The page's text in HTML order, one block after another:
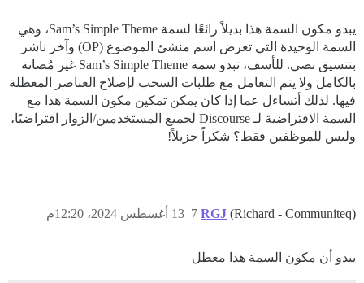
يبدو مكون السمة هذا بديلاً رائعًا لسمة Sam’s Simple Theme، وهي
السمة الوحيدة التي تعرض اسم منشئ الموضوع (OP) وآخر ناشر
بتنسيق نصي. للأسف، تبدو سمة Sam’s Simple Theme غير مُصانة
بالكامل ولا يتم التعامل مع طلبات السحب لإصلاح العناصر المعطلة
فيها. لذلك أتساءل عما إذا كان يمكن تمكين مكون السمة هذا مع
السمة الافتراضية لـ Discourse لجميع المستخدمين/الزوار افتراضيًا،
وليس للموظفين فقط؟ شكراً جزيلاً!
RGJ (Richard - Communiteq) 13 أغسطس 2024، 12:20م 7
يبدو أن مكون السمة هذا معطل